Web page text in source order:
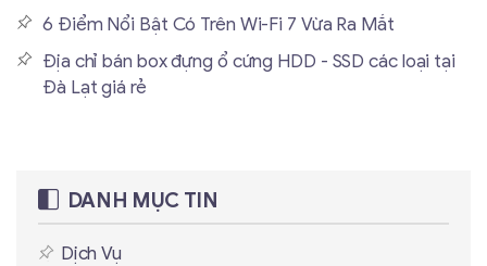
6 Điểm Nổi Bật Có Trên Wi-Fi 7 Vừa Ra Mắt
Địa chỉ bán box đựng ổ cứng HDD - SSD các loại tại
Đà Lạt giá rẻ
DANH MỤC TIN
Dịch Vụ